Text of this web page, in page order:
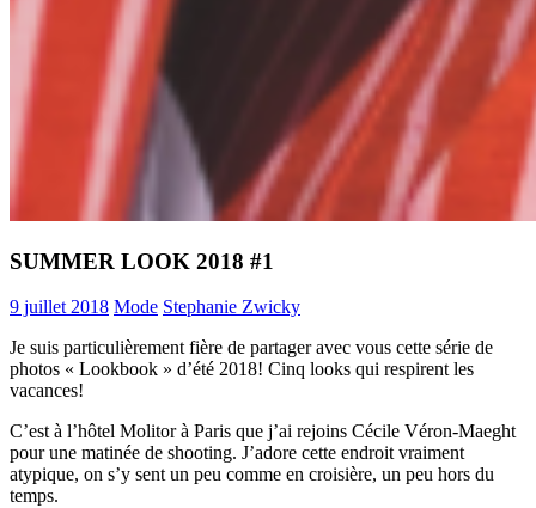
SUMMER LOOK 2018 #1
9 juillet 2018 Mode Stephanie Zwicky
Je suis particulièrement fière de partager avec vous cette série de
photos « Lookbook » d’été 2018! Cinq looks qui respirent les
vacances!
C’est à l’hôtel Molitor à Paris que j’ai rejoins Cécile Véron-Maeght
pour une matinée de shooting. J’adore cette endroit vraiment
atypique, on s’y sent un peu comme en croisière, un peu hors du
temps.